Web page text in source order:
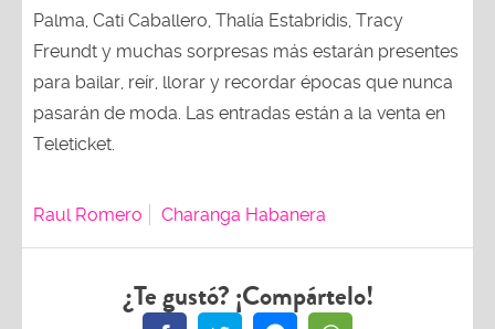
Palma, Cati Caballero, Thalía Estabridis, Tracy
Freundt y muchas sorpresas más estarán presentes
para bailar, reír, llorar y recordar épocas que nunca
pasarán de moda. Las entradas están a la venta en
Teleticket.
Raul Romero Charanga Habanera
¿Te gustó? ¡Compártelo!